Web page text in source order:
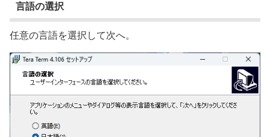
言語の選択
任意の言語を選択して次へ。